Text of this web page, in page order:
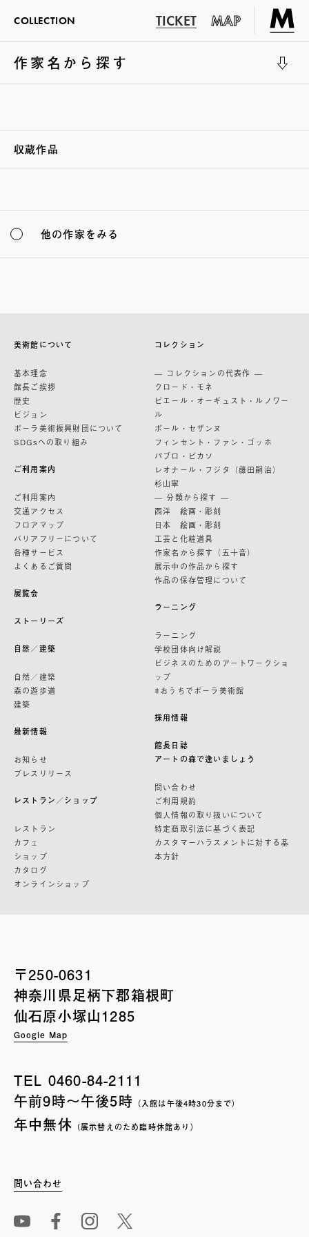
COLLECTION TICKET MAP
作家名から探す
展示室1
収蔵作品
他の作家をみる
美術館について
基本理念
館長ご挨拶
歴史
ビジョン
ポーラ美術振興財団について
SDGsへの取り組み
ご利用案内
ご利用案内
交通アクセス
フロアマップ
バリアフリーについて
各種サービス
よくあるご質問
展覧会
ストーリーズ
自然／建築
自然／建築
森の遊歩道
建築
最新情報
お知らせ
プレスリリース
レストラン／ショップ
レストラン
カフェ
ショップ
カタログ
オンラインショップ
コレクション
— コレクションの代表作 —
クロード・モネ
ピエール・オーギュスト・ルノワー
ル
ポール・セザンヌ
フィンセント・ファン・ゴッホ
パブロ・ピカソ
レオナール・フジタ（藤田嗣治）
杉山寧
— 分類から探す —
西洋 絵画・彫刻
日本 絵画・彫刻
工芸と化粧道具
作家名から探す（五十音）
展示中の作品から探す
作品の保存管理について
ラーニング
ラーニング
学校団体向け解説
ビジネスのためのアートワークショ
ップ
#おうちでポーラ美術館
採用情報
館長日誌
アートの森で逢いましょう
問い合わせ
ご利用規約
個人情報の取り扱いについて
特定商取引法に基づく表記
カスタマーハラスメントに対する基
本方針
〒250-0631
神奈川県足柄下郡箱根町
仙石原小塚山1285
Google Map
TEL 0460-84-2111
午前9時〜午後5時 （入館は午後4時30分まで）
年中無休 （展示替えのため臨時休館あり）
問い合わせ